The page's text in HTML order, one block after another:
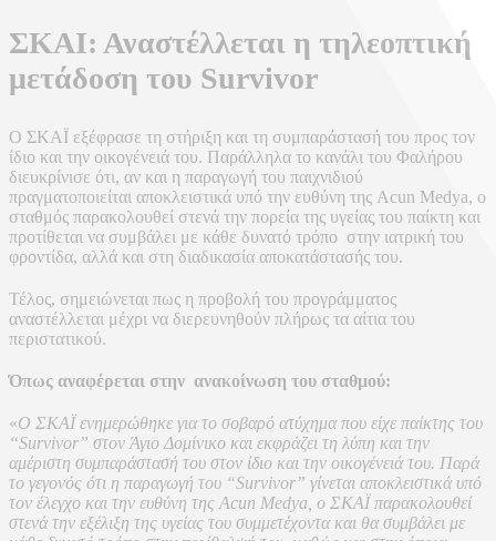
ΣΚΑΙ: Αναστέλλεται η τηλεοπτική
μετάδοση του Survivor
Ο ΣΚΑΪ εξέφρασε τη στήριξη και τη συμπαράστασή του προς τον
ίδιο και την οικογένειά του. Παράλληλα το κανάλι του Φαλήρου
διευκρίνισε ότι, αν και η παραγωγή του παιχνιδιού
πραγματοποιείται αποκλειστικά υπό την ευθύνη της Acun Medya, ο
σταθμός παρακολουθεί στενά την πορεία της υγείας του παίκτη και
προτίθεται να συμβάλει με κάθε δυνατό τρόπο στην ιατρική του
φροντίδα, αλλά και στη διαδικασία αποκατάστασής του.
Τέλος, σημειώνεται πως η προβολή του προγράμματος
αναστέλλεται μέχρι να διερευνηθούν πλήρως τα αίτια του
περιστατικού.
Όπως αναφέρεται στην ανακοίνωση του σταθμού:
«Ο ΣΚΑΪ ενημερώθηκε για το σοβαρό ατύχημα που είχε παίκτης του
“Survivor” στον Άγιο Δομίνικο και εκφράζει τη λύπη και την
αμέριστη συμπαράστασή του στον ίδιο και την οικογένειά του. Παρά
το γεγονός ότι η παραγωγή του “Survivor” γίνεται αποκλειστικά υπό
τον έλεγχο και την ευθύνη της Acun Medya, ο ΣΚΑΪ παρακολουθεί
στενά την εξέλιξη της υγείας του συμμετέχοντα και θα συμβάλει με